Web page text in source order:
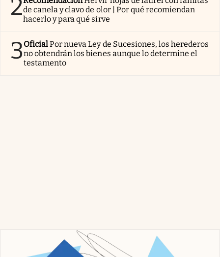
2de canela y clavo de olor | Por qué recomiendan
hacerlo y para qué sirve
3OficialPor nueva Ley de Sucesiones, los herederos
no obtendrán los bienes aunque lo determine el
testamento